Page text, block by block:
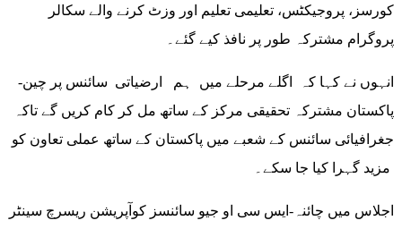
کورسز، پروجیکٹس، تعلیمی تعلیم اور وزٹ کرنے والے سکالر
پروگرام مشترکہ طور پر نافذ کیے گئے۔
انہوں نے کہا کہ اگلے مرحلے میں ہم ارضیاتی سائنس پر چین-
پاکستان مشترکہ تحقیقی مرکز کے ساتھ مل کر کام کریں گے تاکہ
جغرافیائی سائنس کے شعبے میں پاکستان کے ساتھ عملی تعاون کو
اجلاس میں چائنہ-ایس سی او جیو سائنسز کوآپریشن ریسرچ سینٹر